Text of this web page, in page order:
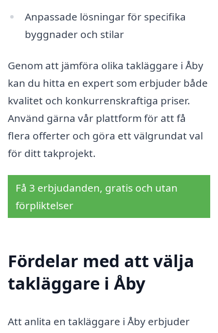
Anpassade lösningar för specifika
byggnader och stilar
Genom att jämföra olika takläggare i Åby
kan du hitta en expert som erbjuder både
kvalitet och konkurrenskraftiga priser.
Använd gärna vår plattform för att få
flera offerter och göra ett välgrundat val
för ditt takprojekt.
Få 3 erbjudanden, gratis och utan
förpliktelser
Fördelar med att välja
takläggare i Åby
Att anlita en takläggare i Åby erbjuder